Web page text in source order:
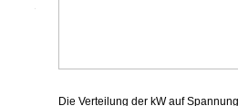
Die Verteilung der kW auf